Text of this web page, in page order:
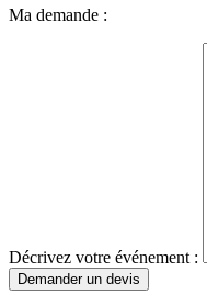
Ma demande :
Décrivez votre événement :
Demander un devis